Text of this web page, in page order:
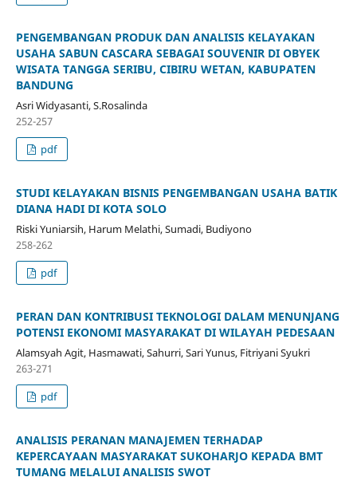
PENGEMBANGAN PRODUK DAN ANALISIS KELAYAKAN
USAHA SABUN CASCARA SEBAGAI SOUVENIR DI OBYEK
WISATA TANGGA SERIBU, CIBIRU WETAN, KABUPATEN
BANDUNG
Asri Widyasanti, S.Rosalinda
252-257
pdf
STUDI KELAYAKAN BISNIS PENGEMBANGAN USAHA BATIK
DIANA HADI DI KOTA SOLO
Riski Yuniarsih, Harum Melathi, Sumadi, Budiyono
258-262
pdf
PERAN DAN KONTRIBUSI TEKNOLOGI DALAM MENUNJANG
POTENSI EKONOMI MASYARAKAT DI WILAYAH PEDESAAN
Alamsyah Agit, Hasmawati, Sahurri, Sari Yunus, Fitriyani Syukri
263-271
pdf
ANALISIS PERANAN MANAJEMEN TERHADAP
KEPERCAYAAN MASYARAKAT SUKOHARJO KEPADA BMT
TUMANG MELALUI ANALISIS SWOT